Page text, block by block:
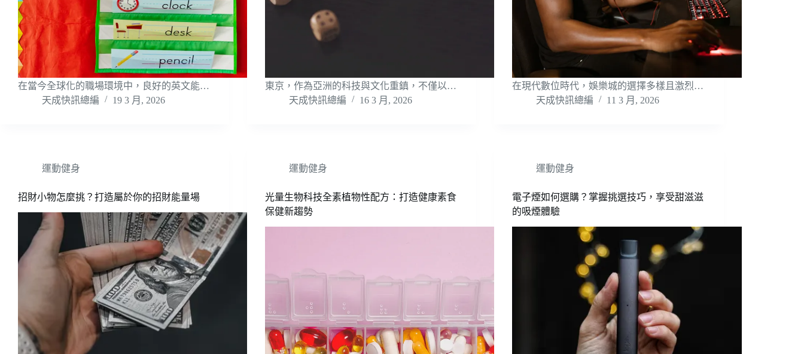
在當今全球化的職場環境中，良好的英文能…
天成快訊總編
19 3 月, 2026
東京，作為亞洲的科技與文化重鎮，不僅以…
天成快訊總編
16 3 月, 2026
在現代數位時代，娛樂城的選擇多樣且激烈…
天成快訊總編
11 3 月, 2026
運動健身
招財小物怎麼挑？打造屬於你的招財能量場
運動健身
光量生物科技全素植物性配方：打造健康素食
保健新趨勢
運動健身
電子煙如何選購？掌握挑選技巧，享受甜滋滋
的吸煙體驗